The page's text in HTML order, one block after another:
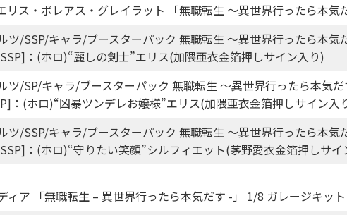
ス・ボレアス・グレイラット 「無職転生 ～異世界行ったら本気
ツ/SSP/キャラ/ブースターパック 無職転生 ～異世界行ったら本気
：(ホロ)“麗しの剣士”エリス(加隈亜衣金箔押しサイン入り)
ツ/SP/キャラ/ブースターパック 無職転生 ～異世界行ったら本気だ
：(ホロ)“凶暴ツンデレお嬢様”エリス(加隈亜衣金箔押しサイン入
ツ/SSP/キャラ/ブースターパック 無職転生 ～異世界行ったら本気
：(ホロ)“守りたい笑顔”シルフィエット(茅野愛衣金箔押しサイ
ィア 「無職転生 – 異世界行ったら本気だす -」 1/8 ガレージキッ